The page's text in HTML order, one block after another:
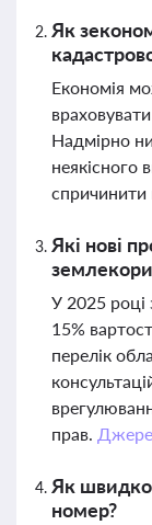
Як
Економія
Надмірно
Які нові
У 2025 році
15%
перелік
прав.
Як
номер?